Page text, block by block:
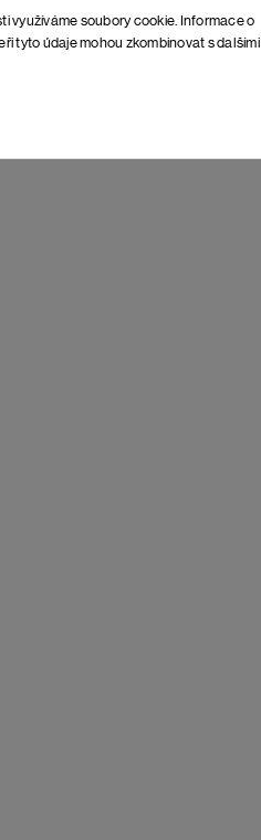
využíváme soubory cookie. Informace o
tyto údaje mohou zkombinovat s dalšími